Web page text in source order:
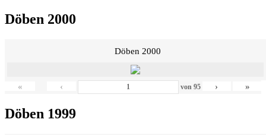
Döben 2000
Döben 2000
« ‹ von 95 › »
Döben 1999